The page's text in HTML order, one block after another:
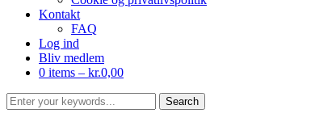
Kontakt
FAQ
Log ind
Bliv medlem
0 items – kr.0,00